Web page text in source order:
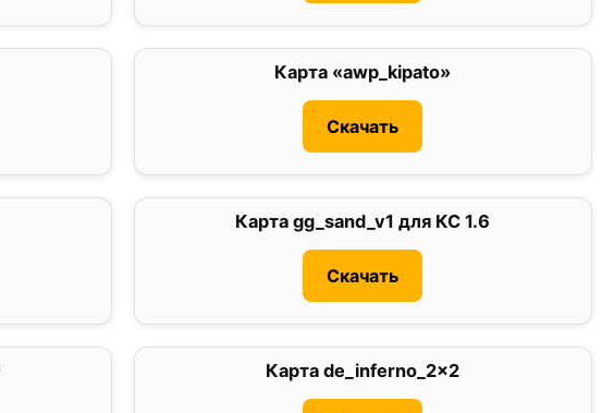
Карта «awp_kipato»
Скачать
Карта gg_sand_v1 для КС 1.6
Скачать
Карта de_inferno_2x2